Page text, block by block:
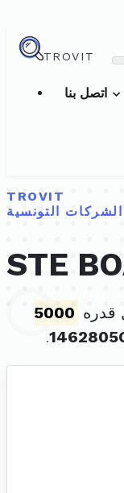
TROVIT
TROVIT
التونسية
STE
5000
.